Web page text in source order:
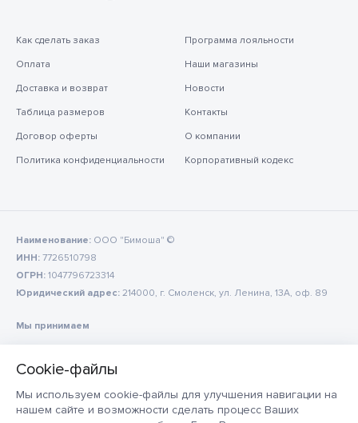
Мы используем cookie-файлы для улучшения навигации на
нашем сайте и возможности сделать процесс Ваших
Как сделать заказ
Оплата
Доставка и возврат
Таблица размеров
Договор оферты
Политика конфиденциальности
Программа лояльности
Наши магазины
Новости
Контакты
О компании
Корпоративный кодекс
Наименование: ООО "Бимоша" ©
ИНН: 7726510798
ОГРН: 1047796723314
Юридический адрес: 214000, г. Смоленск, ул. Ленина, 13А, оф. 89
Мы принимаем